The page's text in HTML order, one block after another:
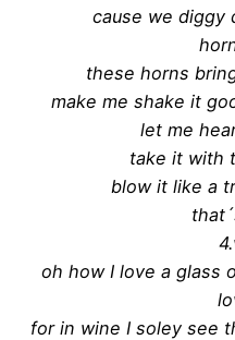
cause we diggy
these horns
make me shake it
let me
take it with
blow it like a
oh how I love a glass
for in wine I soley see